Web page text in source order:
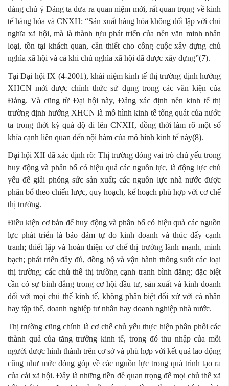
đáng chú ý Đảng ta đưa ra quan niệm mới, rất quan trọng về kinh
tế hàng hóa và CNXH: “Sản xuất hàng hóa không đối lập với chủ
nghĩa xã hội, mà là thành tựu phát triển của nền văn minh nhân
loại, tồn tại khách quan, cần thiết cho công cuộc xây dựng chủ
nghĩa xã hội và cả khi chủ nghĩa xã hội đã được xây dựng”(7).
Tại Đại hội IX (4-2001), khái niệm kinh tế thị trường định hướng
XHCN mới được chính thức sử dụng trong các văn kiện của
Đảng. Và cũng từ Đại hội này, Đảng xác định nền kinh tế thị
trường định hướng XHCN là mô hình kinh tế tổng quát của nước
ta trong thời kỳ quá độ đi lên CNXH, đồng thời làm rõ một số
khía cạnh liên quan đến nội hàm của mô hình kinh tế này(8).
Đại hội XII đã xác định rõ: Thị trường đóng vai trò chủ yếu trong
huy động và phân bổ có hiệu quả các nguồn lực, là động lực chủ
yếu để giải phóng sức sản xuất; các nguồn lực nhà nước được
phân bổ theo chiến lược, quy hoạch, kế hoạch phù hợp với cơ chế
thị trường.
Điều kiện cơ bản để huy động và phân bổ có hiệu quả các nguồn
lực phát triển là bảo đảm tự do kinh doanh và thúc đẩy cạnh
tranh; thiết lập và hoàn thiện cơ chế thị trường lành mạnh, minh
bạch; phát triển đầy đủ, đồng bộ và vận hành thông suốt các loại
thị trường; các chủ thể thị trường cạnh tranh bình đẳng; đặc biệt
cần có sự bình đẳng trong cơ hội đầu tư, sản xuất và kinh doanh
đối với mọi chủ thể kinh tế, không phân biệt đối xử với cá nhân
hay tập thể, doanh nghiệp tư nhân hay doanh nghiệp nhà nước.
Thị trường cũng chính là cơ chế chủ yếu thực hiện phân phối các
thành quả của tăng trưởng kinh tế, trong đó thu nhập của mỗi
người được hình thành trên cơ sở và phù hợp với kết quả lao động
cũng như mức đóng góp về các nguồn lực trong quá trình tạo ra
của cải xã hội. Đây là những tiền đề quan trọng để mọi chủ thể xã